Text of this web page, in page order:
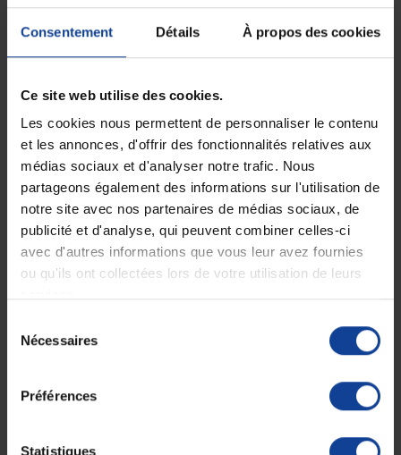
Consentement Détails À propos des cookies
Ce site web utilise des cookies.
Les cookies nous permettent de personnaliser le contenu
et les annonces, d'offrir des fonctionnalités relatives aux
médias sociaux et d'analyser notre trafic. Nous
partageons également des informations sur l'utilisation de
notre site avec nos partenaires de médias sociaux, de
publicité et d'analyse, qui peuvent combiner celles-ci
avec d'autres informations que vous leur avez fournies
ou qu'ils ont collectées lors de votre utilisation de leurs
Nécessaires
Préférences
Statistiques
Transport :
• Démontable :
roues et composants facilement amovibles
• Sécurité pour le transport :approuvé en tant que siège pour le
transport en véhicule selon les normes ISO 7176-19
Accessoires inclus :
• Poche de rangement
• Coussins supplémentaires
• Outils de maintenance
Sécurité :
fonctionnalités anti-basculement intégrées pour une
sécurité accrue
Utilisation :
assistance en intérieur et extérieur, avec des besoins de confort et de